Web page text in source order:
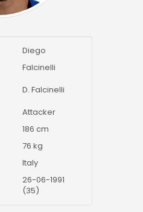
Diego
Falcinelli
D. Falcinelli
Attacker
186 cm
76 kg
Italy
26-06-1991
(35)